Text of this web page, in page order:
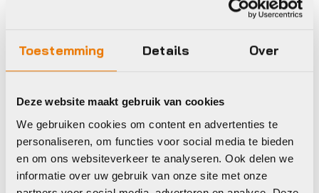
Toestemming Details Over
Deze website maakt gebruik van cookies
We gebruiken cookies om content en advertenties te
personaliseren, om functies voor social media te bieden
en om ons websiteverkeer te analyseren. Ook delen we
informatie over uw gebruik van onze site met onze